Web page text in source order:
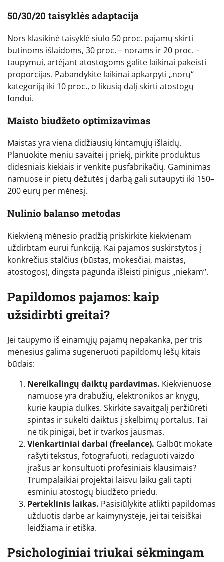
50/30/20 taisyklės adaptacija
Nors klasikinė taisyklė siūlo 50 proc. pajamų skirti
būtinoms išlaidoms, 30 proc. – norams ir 20 proc. –
taupymui, artėjant atostogoms galite laikinai pakeisti
proporcijas. Pabandykite laikinai apkarpyti „norų“
kategoriją iki 10 proc., o likusią dalį skirti atostogų
fondui.
Maisto biudžeto optimizavimas
Maistas yra viena didžiausių kintamųjų išlaidų.
Planuokite meniu savaitei į priekį, pirkite produktus
didesniais kiekiais ir venkite pusfabrikačių. Gaminimas
namuose ir pietų dėžutės į darbą gali sutaupyti iki 150–
200 eurų per mėnesį.
Nulinio balanso metodas
Kiekvieną mėnesio pradžią priskirkite kiekvienam
uždirbtam eurui funkciją. Kai pajamos suskirstytos į
konkrečius stalčius (būstas, mokesčiai, maistas,
atostogos), dingsta pagunda išleisti pinigus „niekam“.
Papildomos pajamos: kaip
užsidirbti greitai?
Jei taupymo iš einamųjų pajamų nepakanka, per tris
mėnesius galima sugeneruoti papildomų lėšų kitais
būdais:
Nereikalingų daiktų pardavimas. Kiekvienuose
namuose yra drabužių, elektronikos ar knygų,
kurie kaupia dulkes. Skirkite savaitgalį peržiūrėti
spintas ir sukelti daiktus į skelbimų portalus. Tai
ne tik pinigai, bet ir tvarkos jausmas.
Vienkartiniai darbai (freelance). Galbūt mokate
rašyti tekstus, fotografuoti, redaguoti vaizdo
įrašus ar konsultuoti profesiniais klausimais?
Trumpalaikiai projektai laisvu laiku gali tapti
esminiu atostogų biudžeto priedu.
Perteklinis laikas. Pasisiūlykite atlikti papildomas
užduotis darbe ar kaimynystėje, jei tai teisiškai
leidžiama ir etiška.
Psichologiniai triukai sėkmingam